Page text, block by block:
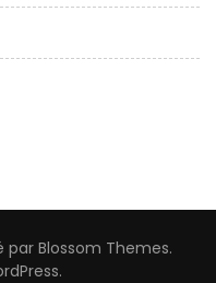
parBlossom Themes.
.